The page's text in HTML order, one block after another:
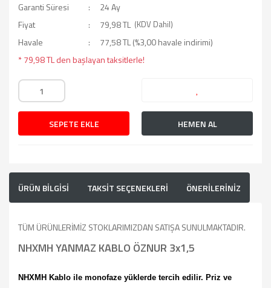
Garanti Süresi
24 Ay
Fiyat
79,98 TL (KDV Dahil)
Havale
77,58 TL (%3,00 havale indirimi)
* 79,98 TL den başlayan taksitlerle!
SEPETE EKLE HEMEN AL
ÜRÜN BİLGİSİ TAKSİT SEÇENEKLERİ ÖNERİLERİNİZ
TÜM ÜRÜNLERİMİZ STOKLARIMIZDAN SATIŞA SUNULMAKTADIR.
NHXMH YANMAZ KABLO ÖZNUR 3x1,5
NHXMH Kablo ile monofaze yüklerde tercih edilir. Priz ve